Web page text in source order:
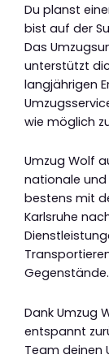
Du planst
bist auf der
Das
unterstützt
langjährigen
wie möglich
Umzug Wolf
nationale und
bestens mit
Karlsruhe
Gegenstände.
Dank Umzug
entspannt
Team deinen